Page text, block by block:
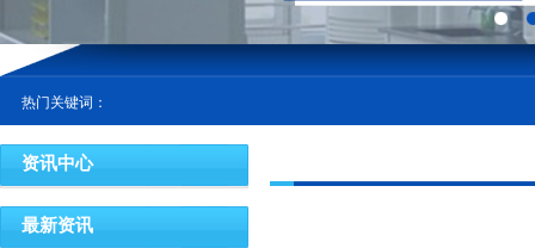
热门关键词：
资讯中心
最新资讯